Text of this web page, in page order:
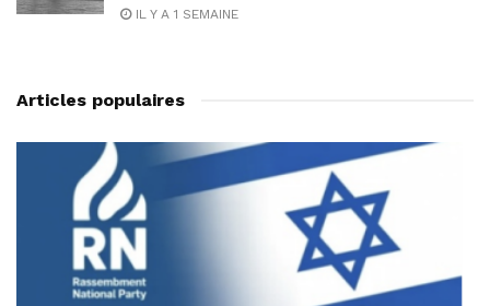
IL Y A 1 SEMAINE
Articles populaires